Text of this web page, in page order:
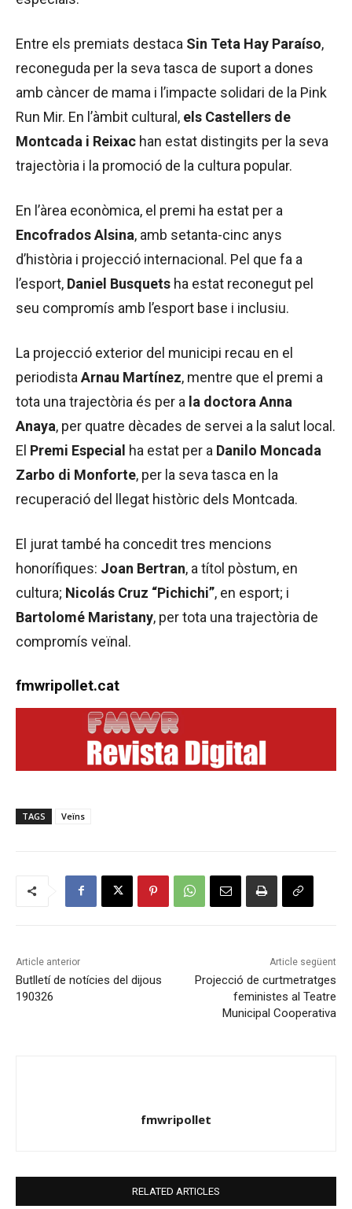
Entre els premiats destaca Sin Teta Hay Paraíso,
reconeguda per la seva tasca de suport a dones
amb càncer de mama i l’impacte solidari de la Pink
Run Mir. En l’àmbit cultural, els Castellers de
Montcada i Reixac han estat distingits per la seva
trajectòria i la promoció de la cultura popular.
En l’àrea econòmica, el premi ha estat per a
Encofrados Alsina, amb setanta-cinc anys
d’història i projecció internacional. Pel que fa a
l’esport, Daniel Busquets ha estat reconegut pel
seu compromís amb l’esport base i inclusiu.
La projecció exterior del municipi recau en el
periodista Arnau Martínez, mentre que el premi a
tota una trajectòria és per a la doctora Anna
Anaya, per quatre dècades de servei a la salut local.
El Premi Especial ha estat per a Danilo Moncada
Zarbo di Monforte, per la seva tasca en la
recuperació del llegat històric dels Montcada.
El jurat també ha concedit tres mencions
honorífiques: Joan Bertran, a títol pòstum, en
cultura; Nicolás Cruz “Pichichi”, en esport; i
Bartolomé Maristany, per tota una trajectòria de
compromís veïnal.
fmwripollet.cat
TAGS Veïns
Article anterior
Butlletí de notícies del dijous
190326
Article següent
Projecció de curtmetratges
feministes al Teatre
Municipal Cooperativa
fmwripollet
RELATED ARTICLES